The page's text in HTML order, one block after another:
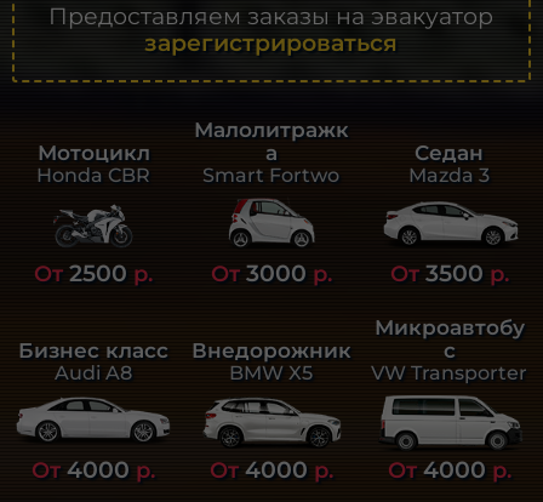
Предоставляем заказы на эвакуатор
зарегистрироваться
Мотоцикл
Honda CBR
От2500 р.
Малолитражк
а
Smart Fortwo
От 3000 р.
Седан
Mazda 3
От 3500 р.
Бизнес класс
Audi A8
От4000 р.
Внедорожник
BMW X5
От 4000 р.
Микроавтобу
с
VW Transporter
От 4000 р.